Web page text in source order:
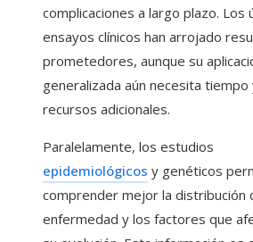
complicaciones a largo plazo. Los
ensayos clínicos han arrojado
prometedores, aunque su
generalizada aún necesita tiempo
recursos adicionales.
Paralelamente, los estudios
epidemiológicos y genéticos
comprender mejor la distribución
enfermedad y los factores que